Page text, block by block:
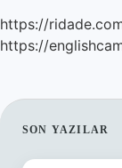
https://
https://
SON YAZILAR